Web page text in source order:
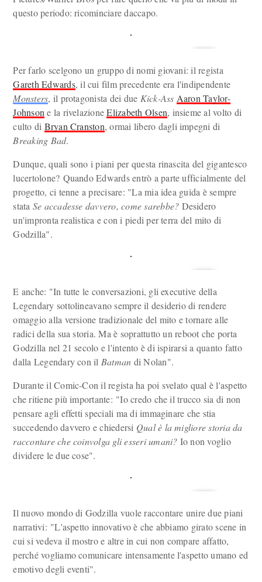
questo periodo: ricominciare daccapo.
Per farlo scelgono un gruppo di nomi giovani: il regista
Gareth Edwards, il cui film precedente era l'indipendente
Monsters, il protagonista dei due Kick-Ass Aaron Taylor-
Johnson e la rivelazioneElizabeth Olsen, insieme al volto di
culto di Bryan Cranston, ormai libero dagli impegni di
Breaking Bad.
Dunque, quali sono i piani per questa rinascita del gigantesco
lucertolone? Quando Edwards entrò a parte ufficialmente del
progetto, ci tenne a precisare: "La mia idea guida è sempre
stata Se accadesse davvero, come sarebbe? Desidero
un'impronta realistica e con i piedi per terra del mito di
Godzilla".
E anche: "In tutte le conversazioni, gli executive della
Legendary sottolineavano sempre il desiderio di rendere
omaggio alla versione tradizionale del mito e tornare alle
radici della sua storia. Ma è soprattutto un reboot che porta
Godzilla nel 21 secolo e l'intento è di ispirarsi a quanto fatto
dalla Legendary con il Batman di Nolan".
Durante il Comic-Con il regista ha poi svelato qual è l'aspetto
che ritiene più importante: "Io credo che il trucco sia di non
pensare agli effetti speciali ma di immaginare che stia
succedendo davvero e chiedersi Qual è la migliore storia da
raccontare che coinvolga gli esseri umani? Io non voglio
dividere le due cose".
Il nuovo mondo di Godzilla vuole raccontare unire due piani
narrativi: "L'aspetto innovativo è che abbiamo girato scene in
cui si vedeva il mostro e altre in cui non compare affatto,
perché vogliamo comunicare intensamente l'aspetto umano ed
emotivo degli eventi".